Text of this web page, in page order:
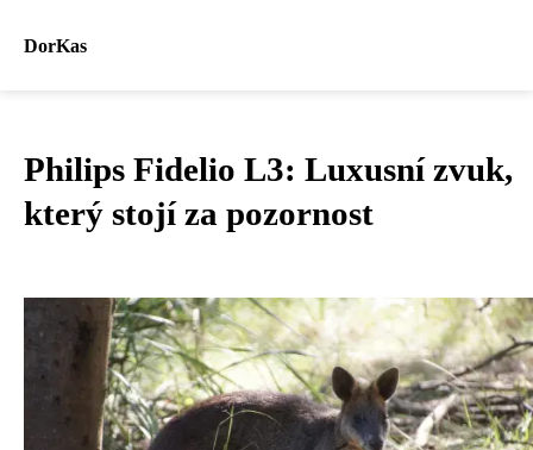
DorKas
Philips Fidelio L3: Luxusní zvuk,
který stojí za pozornost